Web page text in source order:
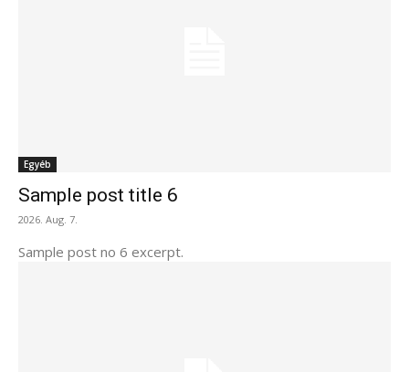
Egyéb
Sample post title 6
2026. Aug. 7.
Sample post no 6 excerpt.